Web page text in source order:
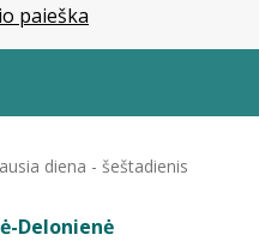
paieška
diena - šeštadienis
Delonienė